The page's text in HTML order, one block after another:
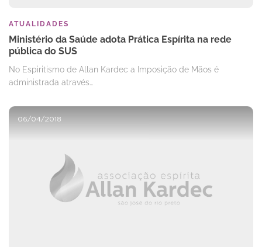
ATUALIDADES
Ministério da Saúde adota Prática Espírita na rede
pública do SUS
No Espiritismo de Allan Kardec a Imposição de Mãos é
administrada através…
06/04/2018